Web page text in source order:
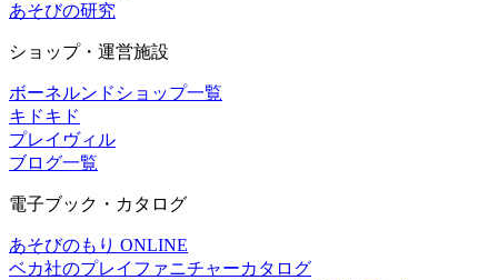
あそびの研究
ショップ・運営施設
ボーネルンドショップ一覧
キドキド
プレイヴィル
ブログ一覧
電子ブック・カタログ
あそびのもり ONLINE
ベカ社のプレイファニチャーカタログ